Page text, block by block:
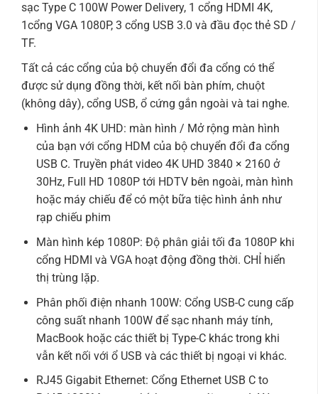
sạc Type C 100W Power Delivery, 1 cổng HDMI 4K,
1cổng VGA 1080P, 3 cổng USB 3.0 và đầu đọc thẻ SD /
TF.
Tất cả các cổng của bộ chuyển đổi đa cổng có thể
được sử dụng đồng thời, kết nối bàn phím, chuột
(không dây), cổng USB, ổ cứng gắn ngoài và tai nghe.
Hình ảnh 4K UHD: màn hình / Mở rộng màn hình
của bạn với cổng HDM của bộ chuyển đổi đa cổng
USB C. Truyền phát video 4K UHD 3840 × 2160 ở
30Hz, Full HD 1080P tới HDTV bên ngoài, màn hình
hoặc máy chiếu để có một bữa tiệc hình ảnh như
rạp chiếu phim
Màn hình kép 1080P: Độ phân giải tối đa 1080P khi
cổng HDMI và VGA hoạt động đồng thời. CHỈ hiển
thị trùng lặp.
Phân phối điện nhanh 100W: Cổng USB-C cung cấp
công suất nhanh 100W để sạc nhanh máy tính,
MacBook hoặc các thiết bị Type-C khác trong khi
vẫn kết nối với ổ USB và các thiết bị ngoại vi khác.
RJ45 Gigabit Ethernet: Cổng Ethernet USB C to